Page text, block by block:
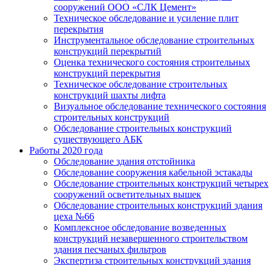
сооружений ООО «СЛК Цемент»
Техническое обследование и усиление плит
перекрытия
Инструментальное обследование строительных
конструкций перекрытий
Оценка технического состояния строительных
конструкций перекрытия
Техническое обследование строительных
конструкций шахты лифта
Визуальное обследование технического состояния
строительных конструкций
Обследование строительных конструкций
существующего АБК
Работы 2020 года
Обследование здания отстойника
Обследование сооружения кабельной эстакады
Обследование строительных конструкций четырех
сооружений осветительных вышек
Обследование строительных конструкций здания
цеха №66
Комплексное обследование возведенных
конструкций незавершенного строительством
здания песчаных фильтров
Экспертиза строительных конструкций здания